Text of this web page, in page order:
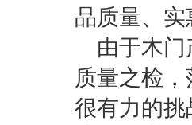
品质量、
由于木
质量之检
很有力的